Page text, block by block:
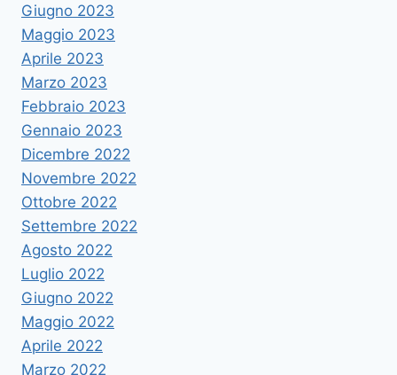
Giugno 2023
Maggio 2023
Aprile 2023
Marzo 2023
Febbraio 2023
Gennaio 2023
Dicembre 2022
Novembre 2022
Ottobre 2022
Settembre 2022
Agosto 2022
Luglio 2022
Giugno 2022
Maggio 2022
Aprile 2022
Marzo 2022